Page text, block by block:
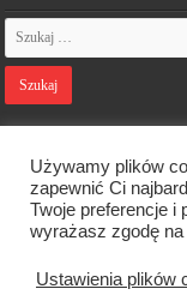
Oficjalna strona
Używamy plików
zapewnić Ci
Twoje preferencje i
wyrażasz zgodę
Ustawienia plików